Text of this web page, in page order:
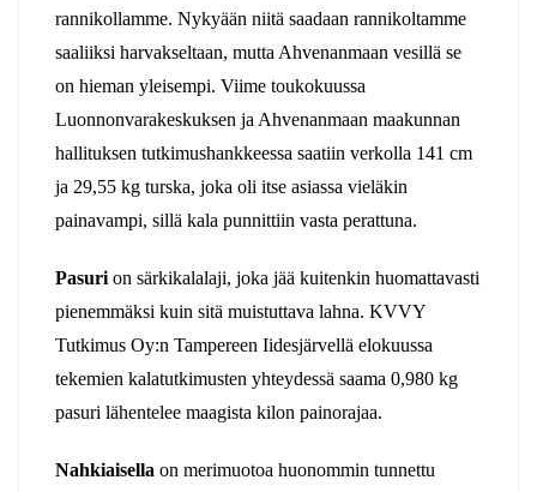
rannikollamme. Nykyään niitä saadaan rannikoltamme
saaliiksi harvakseltaan, mutta Ahvenanmaan vesillä se
on hieman yleisempi. Viime toukokuussa
Luonnonvarakeskuksen ja Ahvenanmaan maakunnan
hallituksen tutkimushankkeessa saatiin verkolla 141 cm
ja 29,55 kg turska, joka oli itse asiassa vieläkin
painavampi, sillä kala punnittiin vasta perattuna.
Pasuri on särkikalalaji, joka jää kuitenkin huomattavasti
pienemmäksi kuin sitä muistuttava lahna. KVVY
Tutkimus Oy:n Tampereen Iidesjärvellä elokuussa
tekemien kalatutkimusten yhteydessä saama 0,980 kg
pasuri lähentelee maagista kilon painorajaa.
Nahkiaisella on merimuotoa huonommin tunnettu